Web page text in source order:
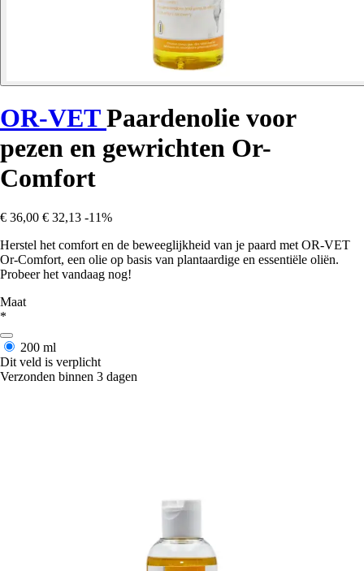
OR-VETPaardenolie voor
pezen en gewrichten Or-
Comfort
€ 36,00 € 32,13 -11%
Herstel het comfort en de beweeglijkheid van je paard met OR-VET
Or-Comfort, een olie op basis van plantaardige en essentiële oliën.
Probeer het vandaag nog!
Maat
*
200 ml
Dit veld is verplicht
Verzonden binnen 3 dagen